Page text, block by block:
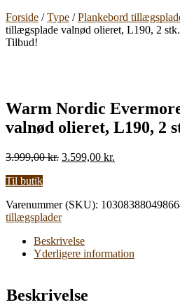
Forside /Type /Plankebord
tillægsplade valnød olieret, L190, 2 stk.
Tilbud!
Warm Nordic
valnød olieret, L190, 2
3.999,00kr. Den
3.999,00 kr..
3.599,00 kr.
3.599,00 kr..
Til butik
Varenummer (SKU):
tillægsplader
Beskrivelse
Yderligere information
Beskrivelse